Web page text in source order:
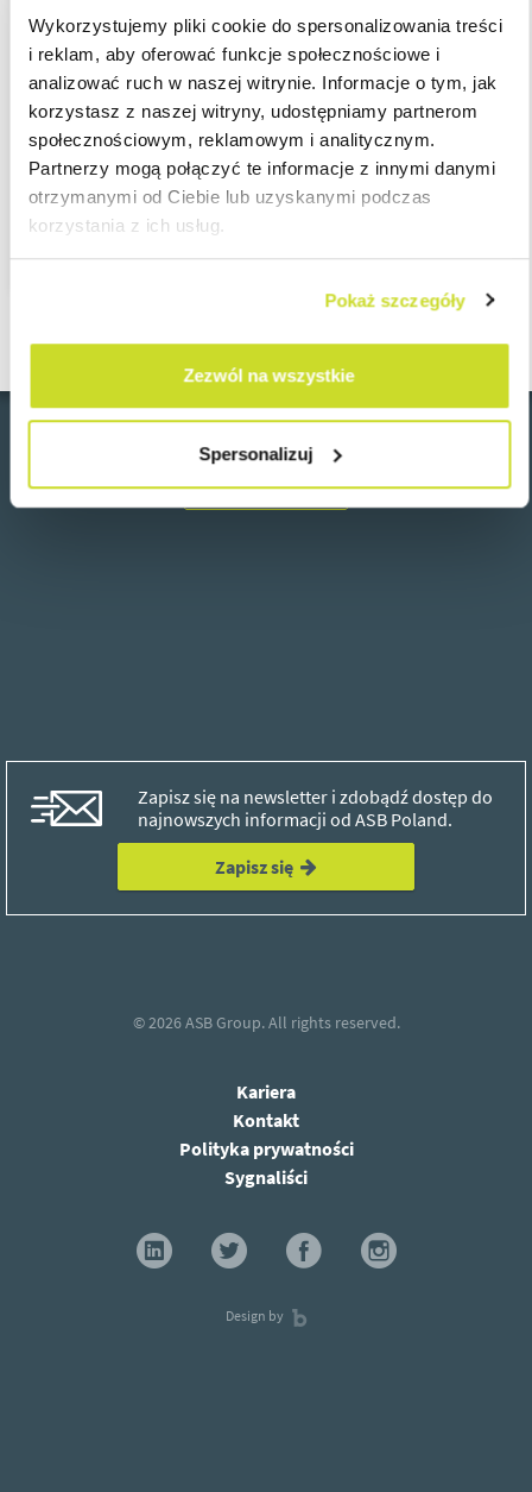
Wykorzystujemy pliki cookie do spersonalizowania treści
i reklam, aby oferować funkcje społecznościowe i
analizować ruch w naszej witrynie. Informacje o tym, jak
korzystasz z naszej witryny, udostępniamy partnerom
społecznościowym, reklamowym i analitycznym.
Partnerzy mogą połączyć te informacje z innymi danymi
otrzymanymi od Ciebie lub uzyskanymi podczas
korzystania z ich usług.
Pokaż szczegóły
Zezwól na wszystkie
Spersonalizuj
podstawie szwajcarskiej metody wyceny wartości firm,
uwzględniającej zarówno wyniki finansowe jak i wartość ich
majątku. Jak pisze magazyn „Forbes”, zwycięzcy, czyli jeźdźcy
nowych trendów, to najszybciej rozwijające się firmy w Polsce.
Tym bardziej jest nam miło, że ASB otrzymało tę nagrodę, gdyż
stanowi ona wyróżnienie dla ciężkiej pracy i zaangażowania
całego naszego zespołu.
Zapisz się na newsletter i zdobądź dostęp do
najnowszych informacji od ASB Poland.
Zapisz się
© 2026ASB Group.All rights reserved.
Kariera
Kontakt
Polityka prywatności
Sygnaliści
Design by